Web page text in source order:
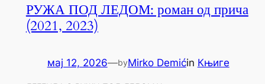
РУЖА ПОД ЛЕДОМ: роман од прича
(2021, 2023)
мај 12, 2026—byMirko Demićin Књиге